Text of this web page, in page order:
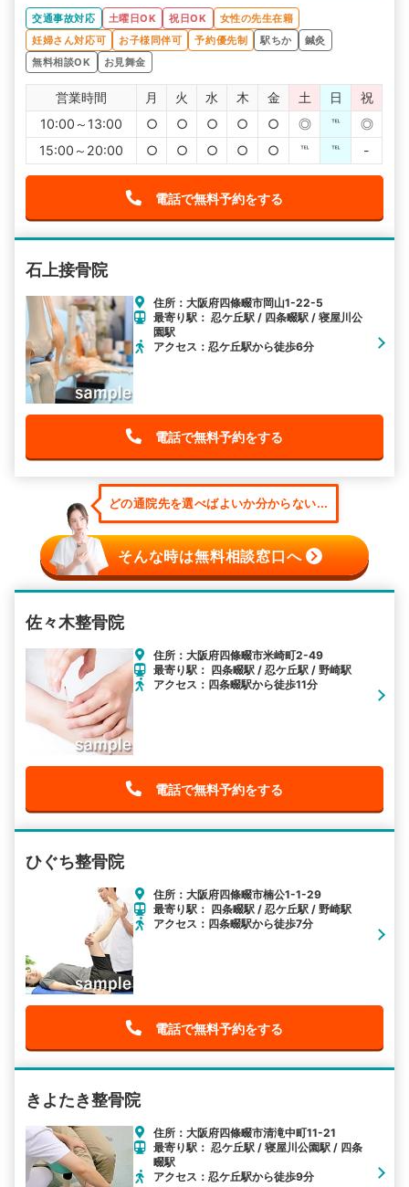
ポイントでした。
交通事故対応 土曜日OK 祝日OK
女性の先生在籍
妊婦さん対応可
お子様同伴可 予約優先制 駅ちか
鍼灸
無料相談OK
お見舞金
営業時間 月 火 水 木 金 土 日
祝
10:00～13:00
○ ○ ○ ○ ○ ◎ ℡
◎
15:00～20:00
○ ○ ○ ○ ○ ℡ ℡ -
電話で無料予約をする
石上接骨院
住所：大阪府四條畷市岡山1-22-5
最寄り駅： 忍ケ丘駅 / 四条畷駅 / 寝屋川公
園駅
アクセス：忍ケ丘駅から徒歩6分
電話で無料予約をする
どの通院先を選べばよいか分からない...
そんな時は無料相談窓口へ
佐々木整骨院
住所：大阪府四條畷市米崎町2-49
最寄り駅： 四条畷駅 / 忍ケ丘駅 / 野崎駅
アクセス：四条畷駅から徒歩11分
電話で無料予約をする
ひぐち整骨院
住所：大阪府四條畷市楠公1-1-29
最寄り駅： 四条畷駅 / 忍ケ丘駅 / 野崎駅
アクセス：四条畷駅から徒歩7分
電話で無料予約をする
きよたき整骨院
住所：大阪府四條畷市清滝中町11-21
最寄り駅： 忍ケ丘駅 / 寝屋川公園駅 / 四条
畷駅
アクセス：忍ケ丘駅から徒歩9分